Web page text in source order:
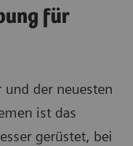
für
der neuesten
ist das
gerüstet, bei